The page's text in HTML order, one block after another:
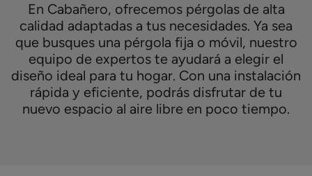
En Cabañero, ofrecemos pérgolas de alta
calidad adaptadas a tus necesidades. Ya sea
que busques una pérgola fija o móvil, nuestro
equipo de expertos te ayudará a elegir el
diseño ideal para tu hogar. Con una instalación
rápida y eficiente, podrás disfrutar de tu
nuevo espacio al aire libre en poco tiempo.